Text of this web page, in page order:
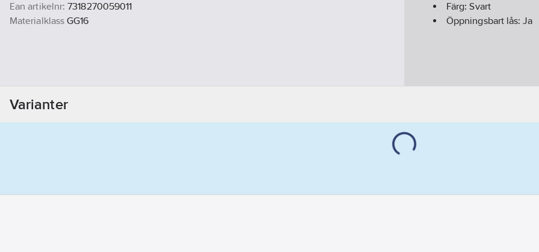
Ean artikelnr: 7318270059011
Materialklass GG16
Färg:Svart
Öppningsbart lås:Ja
Varianter